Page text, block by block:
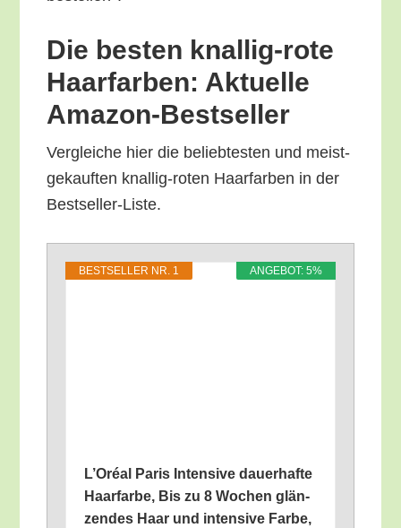
Die bes­ten knal­lig-rote
Haar­far­ben: Aktu­el­le
Amazon-Bestseller
Ver­glei­che hier die belieb­tes­ten und meist­
ge­kauf­ten knal­lig-roten Haar­far­ben in der
Bestseller-Liste.
ANGE­BOT: 5%
BEST­SEL­LER NR. 1
L’O­ré­al Paris Inten­si­ve dau­er­haf­te
Haar­far­be, Bis zu 8 Wochen glän­
zen­des Haar und inten­si­ve Far­be,